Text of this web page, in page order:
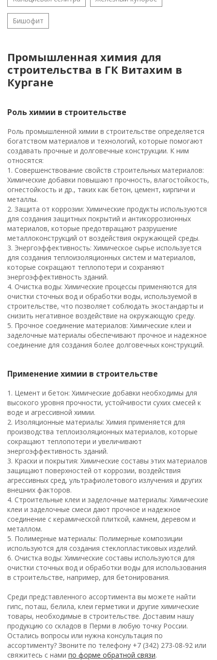
Бишофит
Промышленная химия для
строительства в ГК Витахим в
Кургане
Роль химии в строительстве
Роль промышленной химии в строительстве определяется
богатством материалов и технологий, которые помогают
создавать прочные и долговечные конструкции. К ним
относятся:
1. Совершенствование свойств строительных материалов:
Химические добавки повышают прочность, влагостойкость,
огнестойкость и др., таких как бетон, цемент, кирпичи и
металлы.
2. Защита от коррозии: Химические продукты используются
для создания защитных покрытий и антикоррозионных
материалов, которые предотвращают разрушение
металлоконструкций от воздействия окружающей среды.
3. Энергоэффективность: Химическое сырье используется
для создания теплоизоляционных систем и материалов,
которые сокращают теплопотери и сохраняют
энергоэффективность зданий.
4. Очистка воды: Химические процессы применяются для
очистки сточных вод и обработки воды, используемой в
строительстве, что позволяет соблюдать экостандарты и
снизить негативное воздействие на окружающую среду.
5. Прочное соединение материалов: Химические клеи и
заделочные материалы обеспечивают прочное и надежное
соединение для создания более долговечных конструкций.
Применение химии в строительстве
1. Цемент и бетон: Химические добавки необходимы для
высокого уровня прочности, устойчивости сухих смесей к
воде и агрессивной химии.
2. Изоляционные материалы: Химия применяется для
производства теплоизоляционных материалов, которые
сокращают теплопотери и увеличивают
энергоэффективность зданий.
3. Краски и покрытия: Химические составы этих материалов
защищают поверхностей от коррозии, воздействия
агрессивных сред, ультрафиолетового излучения и других
внешних факторов.
4. Строительные клеи и заделочные материалы: Химические
клеи и заделочные смеси дают прочное и надежное
соединение с керамической плиткой, камнем, деревом и
металлом.
5. Полимерные материалы: Полимерные композиции
используются для создания стеклопластиковых изделий.
6. Очистка воды: Химические составы используются для
очистки сточных вод и обработки воды для использования
в строительстве, например, для бетонирования.
Среди представленного ассортимента вы можете найти
гипс, поташ, белила, клеи герметики и другие химические
товары, необходимые в строительстве. Доставим нашу
продукцию со складов в Перми в любую точку России.
Остались вопросы или нужна консультация по
ассортименту? Звоните по телефону +7 (342) 273-08-92 или
свяжитесь с нами по форме обратной связи.